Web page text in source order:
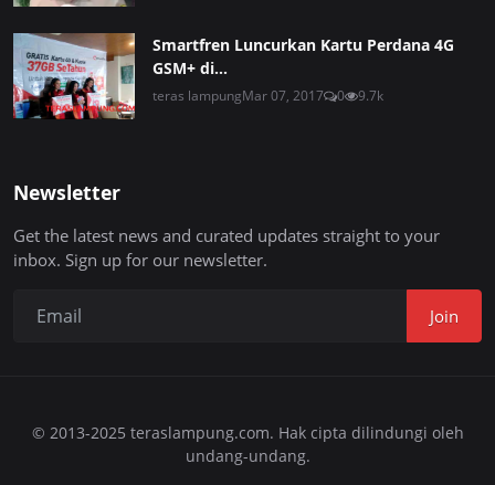
Smartfren Luncurkan Kartu Perdana 4G
GSM+ di...
teras lampungMar 07, 2017 0 9.7k
Newsletter
Get the latest news and curated updates straight to your
inbox. Sign up for our newsletter.
Join
© 2013-2025 teraslampung.com. Hak cipta dilindungi oleh
undang-undang.